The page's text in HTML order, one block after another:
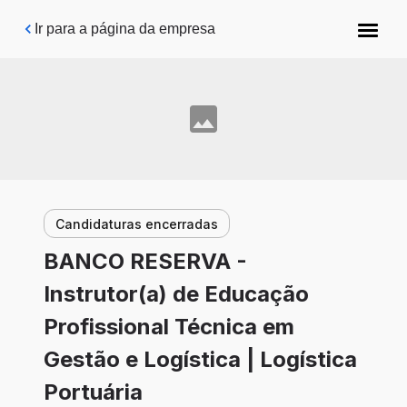
Pular para o conteúdo principal
Ir para a página da empresa
Candidaturas encerradas
BANCO RESERVA -
Instrutor(a) de Educação
Profissional Técnica em
Gestão e Logística | Logística
Portuária